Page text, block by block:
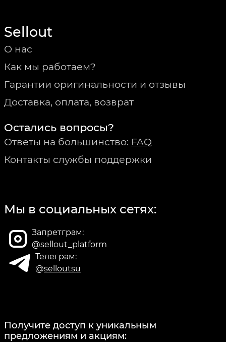
Sellout
О нас
Как мы работаем?
Гарантии оригинальности и отзывы
Доставка, оплата, возврат
Остались вопросы?
Ответы на большинство: FAQ
Контакты службы поддержки
Мы в социальных сетях:
Запретграм:
@sellout_platform
Телеграм:
@selloutsu
Получите доступ к уникальным
предложениям и акциям: